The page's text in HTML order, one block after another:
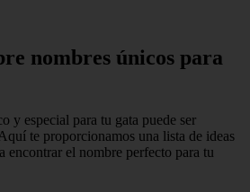
nombres únicos para
y especial para tu gata puede ser
te proporcionamos una lista de ideas
encontrar el nombre perfecto para tu